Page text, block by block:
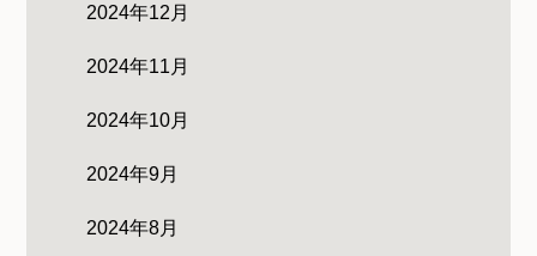
2024年12月
2024年11月
2024年10月
2024年9月
2024年8月